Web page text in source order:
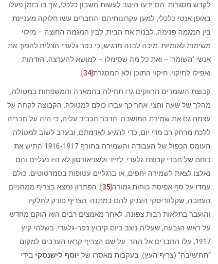
לקדש מסגרות. הם ידעו היטב לעשות חשבון כלכלי, אך בו בזמן פעלו
באופן אנטי כלכלי, למען עקרונותיהם. החברים עשו חלוקה מעניינת
בין המגמה פנימה, לבנות את הבית, לבין המגמה החוצה – מילוי
משימות לאומיות. מיכה לבנה מדגיש, כי כפר גלעדי הצליח להפוך את
אנשי ‘השומר’ – ואת כל מה שסימלו – למושא להערצה, הזדהות
ואפילו לחיקוי. חיקוי התוכן ולא המסגרת[34]
.
קבוצת השומרים הרווקים גרו תחילה בחמארה והמשפחות במטולה,
מהלך של שעה וחצי. אחר כך עברו כולם למטולה. הקבוצה לקחה על
עצמה גם את שמירת המושבה. הדבר הכביד עליה, כי היה על חבריה
ללכת מרחק רב מדי יום, כדי להגיע לאדמתם, ובערב לשוב למטולה.
העומס הכפול של העבודה והשמירה בחורף 1916-1917 התיש את
כוחם של חברי קבוצת גלעדי. לזייד ולשניאורסון לא היו נעליים והם
נאלצו לצאת לשמירה יחפים, או ברגליים עטופות בסמרטוטים. כולם
עמדו על סף אפיסת כוחות גמורה[35]
. הפתרון נמצא בצריף ממחניים
העזובה, שקלווריסקי העניק להם במתנה. הצריף פורק לחלקיו
והועבר בתלאות רבות צפונה. לאחר מאמצים רבים הוא הוקם מחדש
על ראש הגבעה, שעליה ניצב כיום קיבוץ כפר-גלעדי. בשלהי קיץ
1917, עלו החברים אל ההר. על שם הצריף קראו הערבים למקום
“תח’שיבה” (צריף העץ). בעקבות מאסרו של יוסף לישנסקי בידי